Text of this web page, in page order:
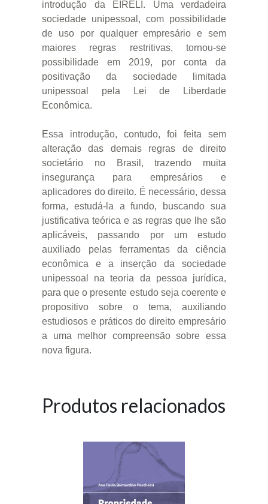
introdução da EIRELI. Uma verdadeira
sociedade unipessoal, com possibilidade
de uso por qualquer empresário e sem
maiores regras restritivas, tornou-se
possibilidade em 2019, por conta da
positivação da sociedade limitada
unipessoal pela Lei de Liberdade
Econômica.
Essa introdução, contudo, foi feita sem
alteração das demais regras de direito
societário no Brasil, trazendo muita
insegurança para empresários e
aplicadores do direito. É necessário, dessa
forma, estudá-la a fundo, buscando sua
justificativa teórica e as regras que lhe são
aplicáveis, passando por um estudo
auxiliado pelas ferramentas da ciência
econômica e a inserção da sociedade
unipessoal na teoria da pessoa jurídica,
para que o presente estudo seja coerente e
propositivo sobre o tema, auxiliando
estudiosos e práticos do direito empresário
a uma melhor compreensão sobre essa
nova figura.
Produtos relacionados